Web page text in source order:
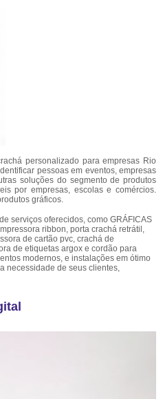
personalizado para empresas Rio
pessoas em eventos, empresas
soluções do segmento de produtos
por empresas, escolas e comércios.
gráficos.
serviços oferecidos, como GRÁFICAS
ribbon, porta crachá retrátil,
de cartão pvc, crachá de
de etiquetas argox e cordão para
modernos, e instalações em ótimo
necessidade de seus clientes,